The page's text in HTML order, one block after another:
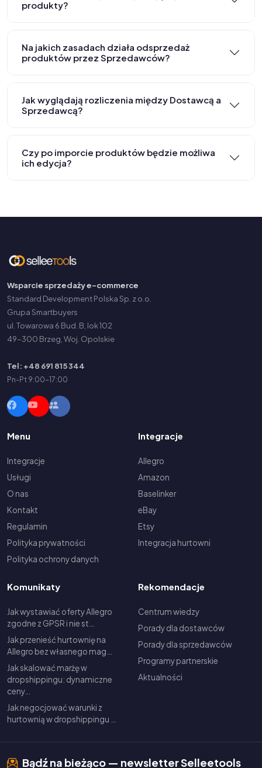
produkty?
Na jakich zasadach działa odsprzedaż
produktów przez Sprzedawców?
Jak wyglądają rozliczenia między Dostawcą a
Sprzedawcą?
Czy po imporcie produktów będzie możliwa
ich edycja?
Wsparcie sprzedaży e-commerce
Standard Development Polska Sp. z o.o.
Grupa Smartbuyers
ul. Towarowa 6 Bud. B, lok 102
49-300 Brzeg, Woj. Opolskie
Tel: +48 691 815 344
Pn-Pt 9:00-17:00
Menu
Integracje
Usługi
O nas
Kontakt
Regulamin
Polityka prywatności
Polityka ochrony danych
Integracje
Allegro
Amazon
Baselinker
eBay
Etsy
Integracja hurtowni
Komunikaty
Jak wystawiać oferty Allegro
zgodne z GPSR i nie st…
Jak przenieść hurtownię na
Allegro bez własnego mag…
Jak skalować marżę w
dropshippingu: dynamiczne
ceny…
Jak negocjować warunki z
hurtownią w dropshippingu …
Rekomendacje
Centrum wiedzy
Porady dla dostawców
Porady dla sprzedawców
Programy partnerskie
Aktualności
Bądź na bieżąco — newsletter Selleetools